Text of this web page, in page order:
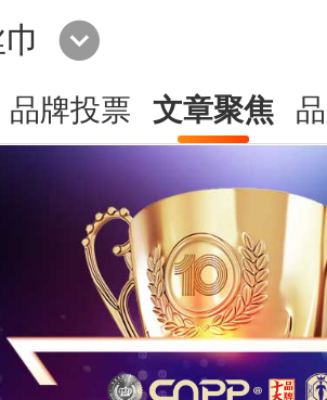
品牌投票 文章聚焦